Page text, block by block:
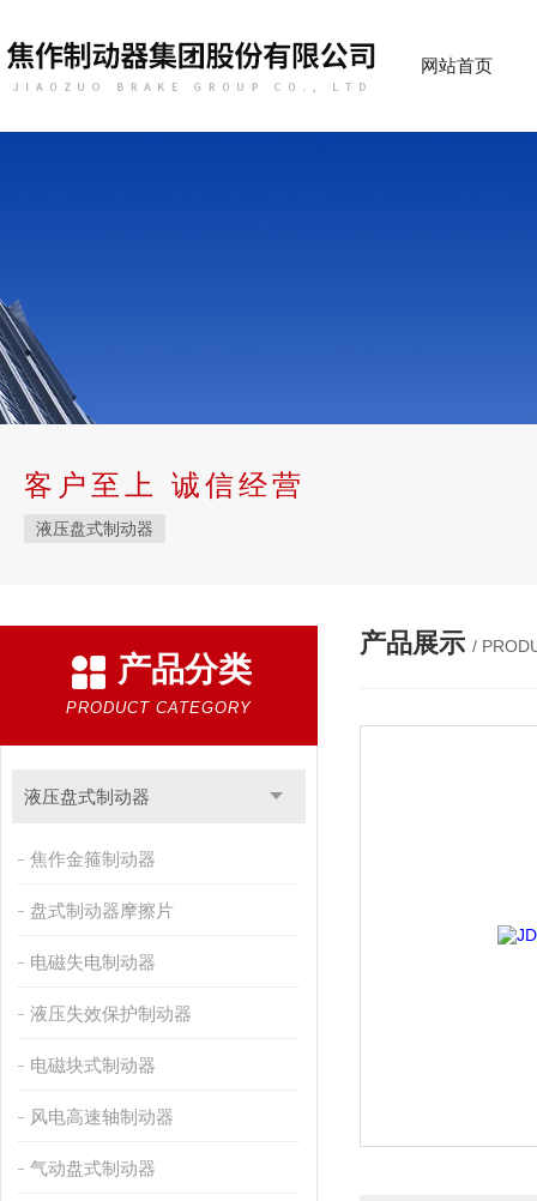
网站首页
客户至上 诚信经营
液压盘式制动器
产品分类
PRODUCT CATEGORY
液压盘式制动器
焦作金箍制动器
盘式制动器摩擦片
电磁失电制动器
液压失效保护制动器
电磁块式制动器
风电高速轴制动器
气动盘式制动器
产品展示 /